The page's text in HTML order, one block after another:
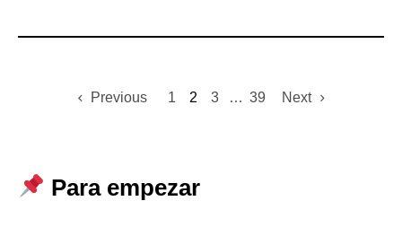
Previous 1 2 3 … 39 Next
Para empezar